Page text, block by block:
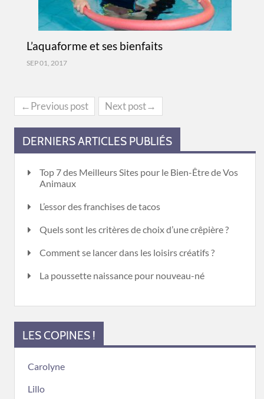
L’aquaforme et ses bienfaits
SEP 01, 2017
←Previous post Next post→
DERNIERS ARTICLES PUBLIÉS
Top 7 des Meilleurs Sites pour le Bien-Être de Vos
Animaux
L’essor des franchises de tacos
Quels sont les critères de choix d’une crêpière ?
Comment se lancer dans les loisirs créatifs ?
La poussette naissance pour nouveau-né
LES COPINES !
Carolyne
Lillo